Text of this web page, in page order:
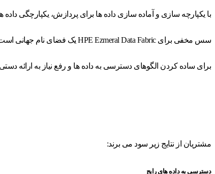
با یکپارچه سازی و آماده سازی داده ها برای پردازش، یکپارچگی
سس مخفی برای HPE Ezmeral Data Fabric یک فضای نام جهانی است که داده های توزیع شده را در سراسر سازمان به هم متصل می کند و دسترسی برنامه ها و حجم کار را بسیار ساده می کند.
برای ساده کردن الگوهای دسترسی به داده ها و رفع نیاز به
مشتریان از نتایج زیر سود می برند:
دسترسی به داده های رایج